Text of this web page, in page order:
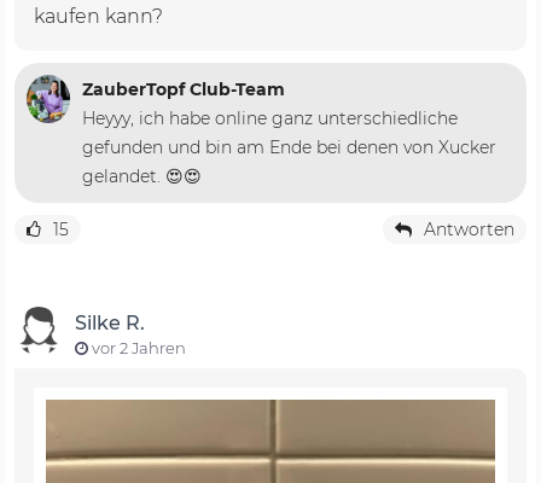
kaufen kann?
ZauberTopf Club-Team
Heyyy, ich habe online ganz unterschiedliche
gefunden und bin am Ende bei denen von Xucker
gelandet. 😍😍
15 Antworten
Silke R.
vor 2 Jahren